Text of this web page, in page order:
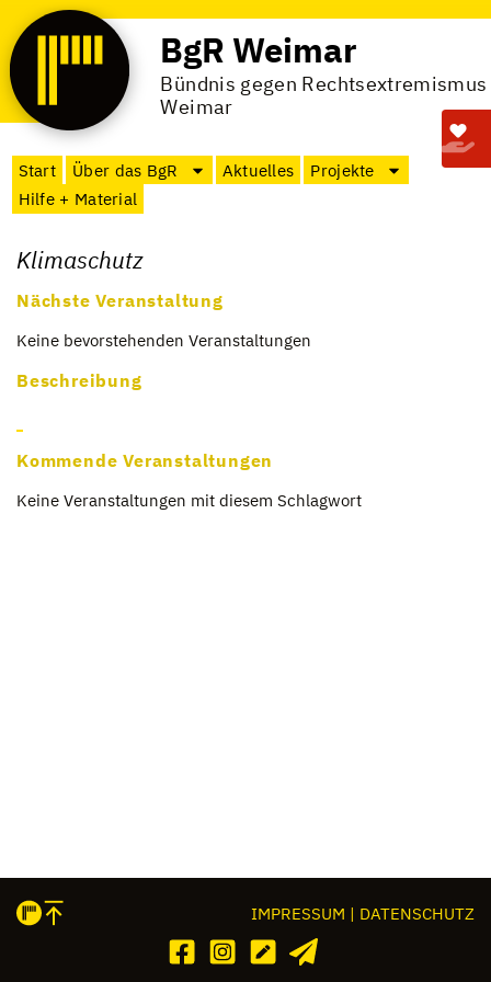
BgR Weimar
Bündnis gegen Rechtsextremismus
Weimar
Start Über das BgR Aktuelles
Projekte
Hilfe + Material
Klimaschutz
Nächste Veranstaltung
Keine bevor­ste­hen­den Ver­an­stal­tun­gen
Beschreibung
Kommende Veranstaltungen
Keine Ver­an­stal­tun­gen mit die­sem Schlag­wort
IMPRESSUM | DATENSCHUTZ